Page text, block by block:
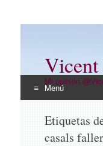
Mi opinión
Menú
contenido
Etiquetas
casals